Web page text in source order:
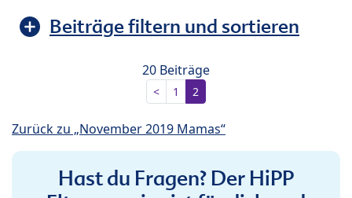
Beiträge filtern und sortieren
20 Beiträge
< 1 2
Zurück zu „November 2019 Mamas“
Hast du Fragen? Der HiPP